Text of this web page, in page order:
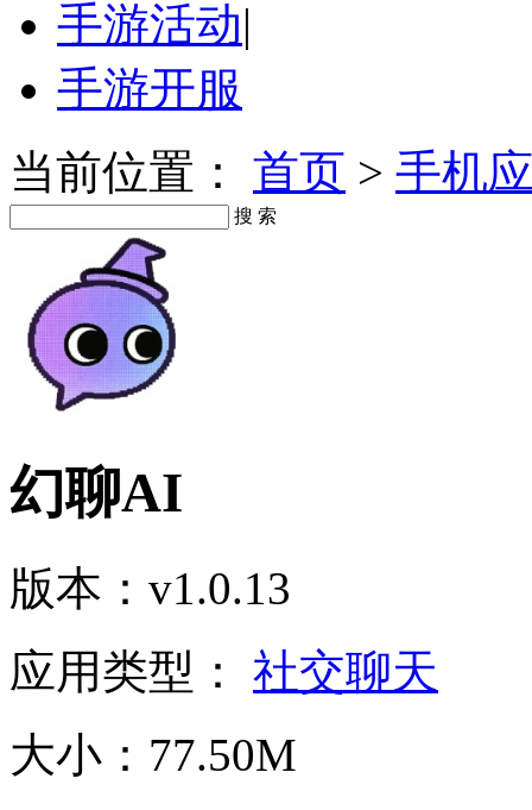
手游活动|
手游开服
当前位置： 首页 > 手机
搜 索
幻聊AI
版本：v1.0.13
应用类型： 社交聊天
大小：77.50M